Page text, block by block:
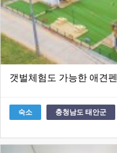
갯벌체험도 가능한 애견
숙소 충청남도 태안군